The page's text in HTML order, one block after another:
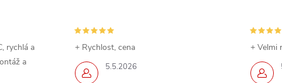
rychlá a
a
5.5.2026
+ Rychlost, cena + Velmi